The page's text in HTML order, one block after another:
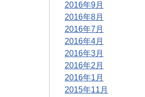
2016年9月
2016年8月
2016年7月
2016年4月
2016年3月
2016年2月
2016年1月
2015年11月